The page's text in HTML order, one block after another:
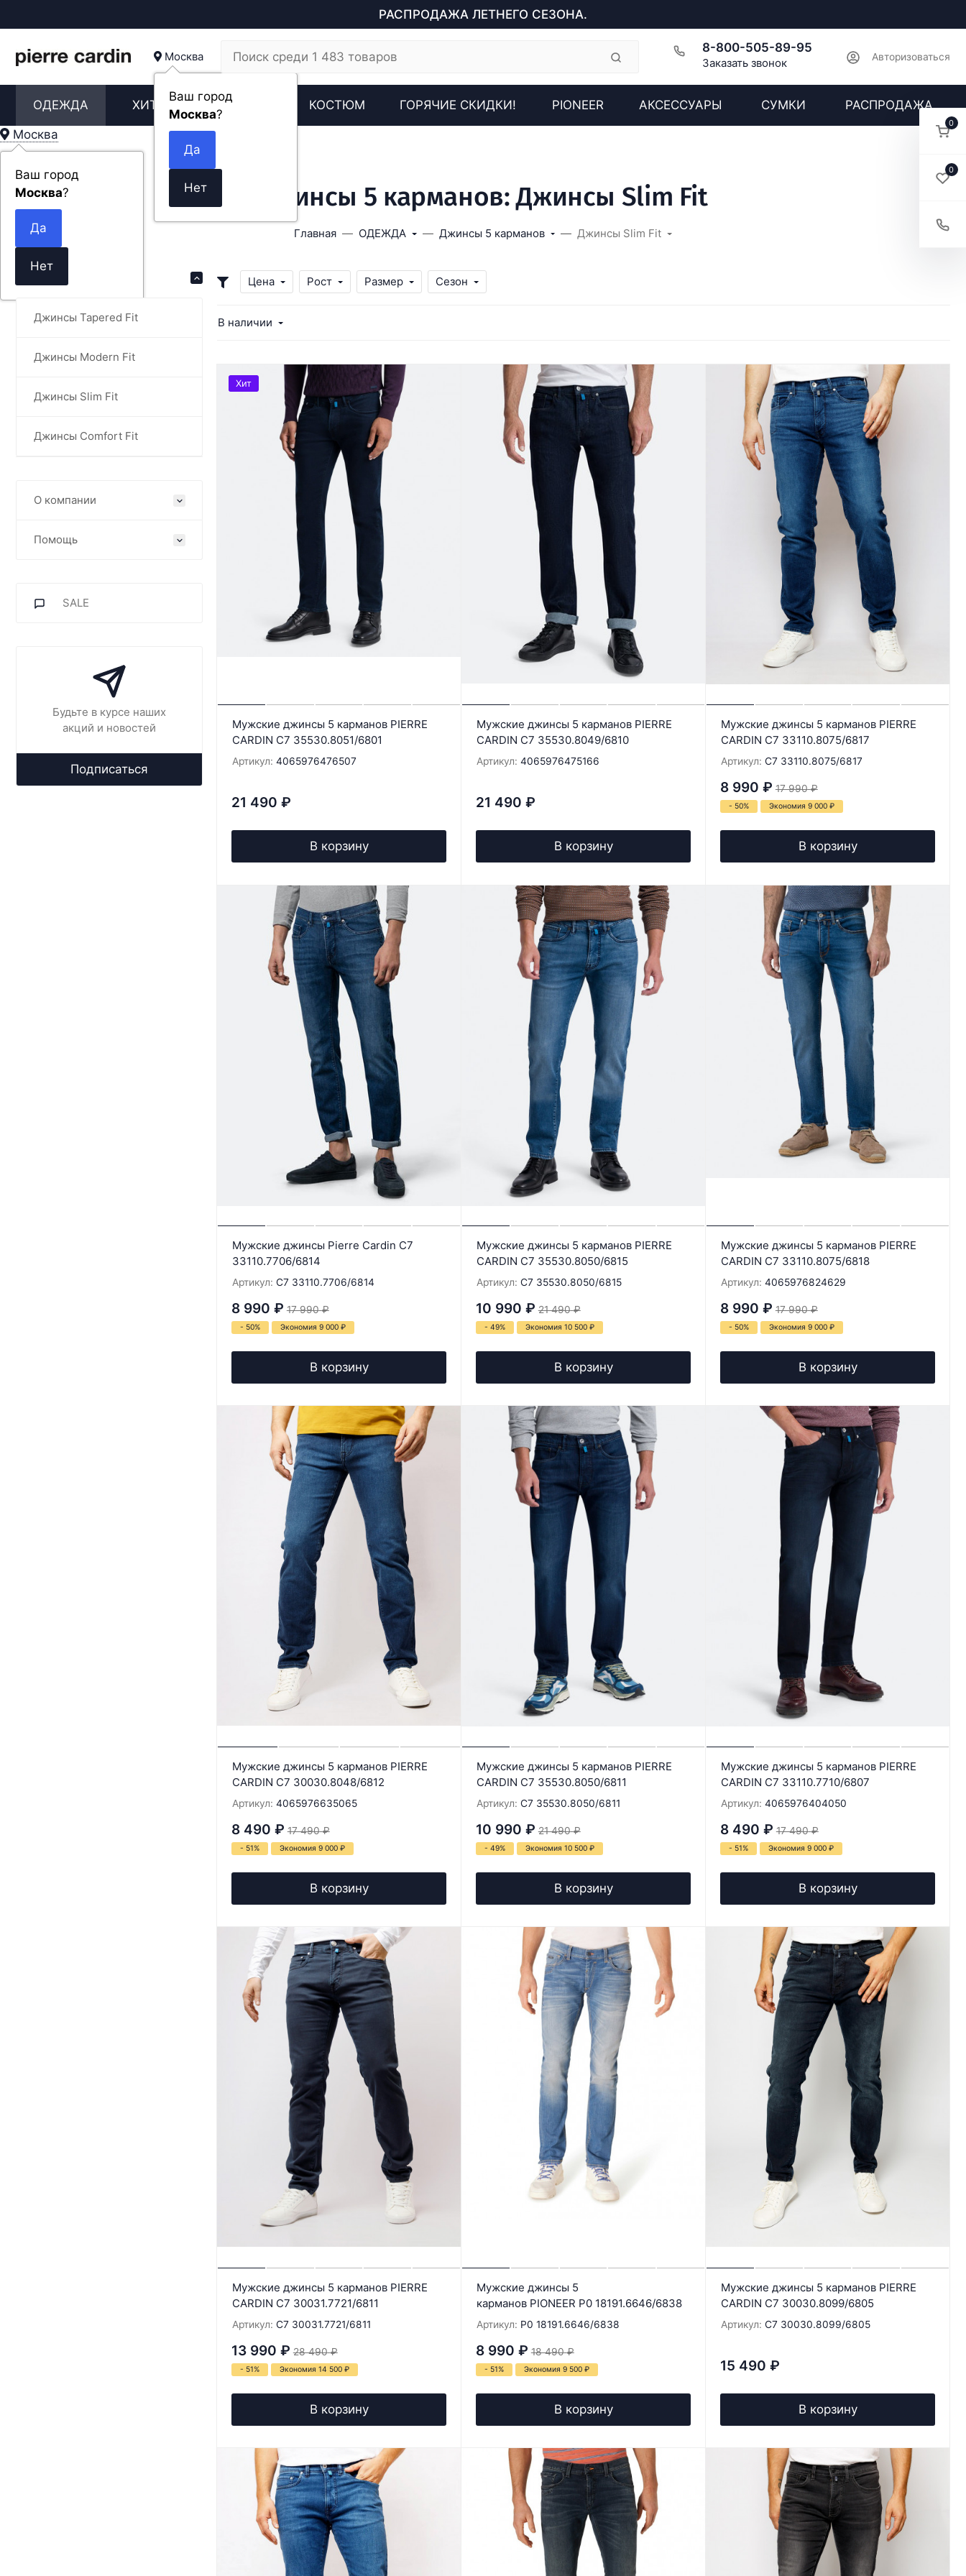
РАСПРОДАЖА ЛЕТНЕГО СЕЗОНА.
Москва
Ваш город
Москва?
8-800-505-89-95
Заказать звонок Авторизоваться
ОДЕЖДА ХИТЫ НОВИНКИ КОСТЮМ ГОРЯЧИЕ СКИДКИ! PIONEER АКСЕССУАРЫ СУМКИ РАСПРОДАЖА
Москва
Ваш город
Москва? Джинсы 5 карманов: Джинсы Slim Fit
Главная ОДЕЖДА Джинсы 5 карманов Джинсы Slim Fit
Джинсы Tapered Fit
Джинсы Modern Fit
Джинсы Slim Fit
Джинсы Comfort Fit
О компании
Помощь
SALE
Будьте в курсе наших
акций и новостей
Подписаться
Цена Рост Размер Сезон
В наличии
Мужские джинсы 5 карманов PIERRE
CARDIN C7 35530.8051/6801
Артикул: 4065976476507
21 490 ₽
В корзину
Хит
Мужские джинсы 5 карманов PIERRE
CARDIN C7 35530.8049/6810
Артикул: 4065976475166
21 490 ₽
В корзину
Мужские джинсы 5 карманов PIERRE
CARDIN C7 33110.8075/6817
Артикул: C7 33110.8075/6817
8 990 ₽ 17 990 ₽
- 50% Экономия 9 000 ₽
В корзину
Мужские джинсы Pierre Cardin C7
33110.7706/6814
Артикул: C7 33110.7706/6814
8 990 ₽ 17 990 ₽
- 50% Экономия 9 000 ₽
В корзину
Мужские джинсы 5 карманов PIERRE
CARDIN C7 35530.8050/6815
Артикул: C7 35530.8050/6815
10 990 ₽ 21 490 ₽
- 49% Экономия 10 500 ₽
В корзину
Мужские джинсы 5 карманов PIERRE
CARDIN C7 33110.8075/6818
Артикул: 4065976824629
8 990 ₽ 17 990 ₽
- 50% Экономия 9 000 ₽
В корзину
Мужские джинсы 5 карманов PIERRE
CARDIN C7 30030.8048/6812
Артикул: 4065976635065
8 490 ₽ 17 490 ₽
- 51% Экономия 9 000 ₽
В корзину
Мужские джинсы 5 карманов PIERRE
CARDIN C7 35530.8050/6811
Артикул: C7 35530.8050/6811
10 990 ₽ 21 490 ₽
- 49% Экономия 10 500 ₽
В корзину
Мужские джинсы 5 карманов PIERRE
CARDIN C7 33110.7710/6807
Артикул: 4065976404050
8 490 ₽ 17 490 ₽
- 51% Экономия 9 000 ₽
В корзину
Мужские джинсы 5 карманов PIERRE
CARDIN C7 30031.7721/6811
Артикул: C7 30031.7721/6811
13 990 ₽ 28 490 ₽
- 51% Экономия 14 500 ₽
В корзину
Мужские джинсы 5
карманов PIONEER P0 18191.6646/6838
Артикул: P0 18191.6646/6838
8 990 ₽ 18 490 ₽
- 51% Экономия 9 500 ₽
В корзину
Мужские джинсы 5 карманов PIERRE
CARDIN C7 30030.8099/6805
Артикул: C7 30030.8099/6805
15 490 ₽
В корзину
0
0